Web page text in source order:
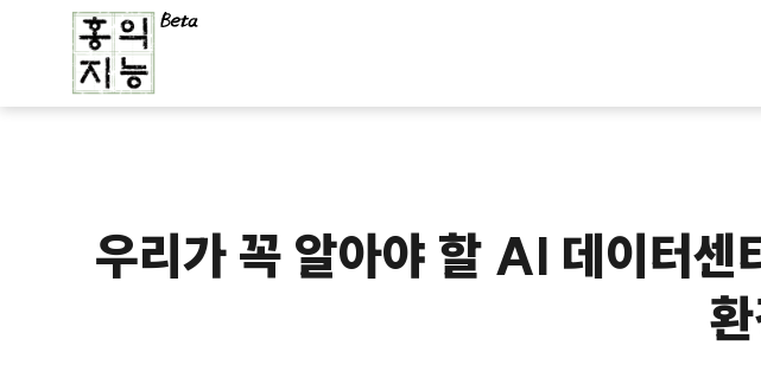
우리가 꼭 알아야 할 AI 데이터센